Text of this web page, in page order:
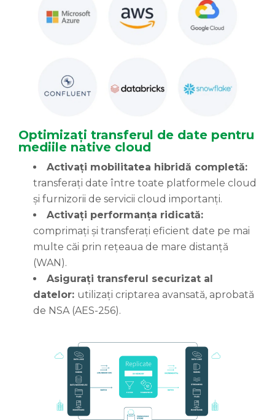
Optimizați transferul de date pentru
mediile native cloud
Activați mobilitatea hibridă completă:
transferați date între toate platformele cloud
și furnizorii de servicii cloud importanți.
Activați performanța ridicată:
comprimați și transferați eficient date pe mai
multe căi prin rețeaua de mare distanță
(WAN).
Asigurați transferul securizat al
datelor: utilizați criptarea avansată, aprobată
de NSA (AES-256).